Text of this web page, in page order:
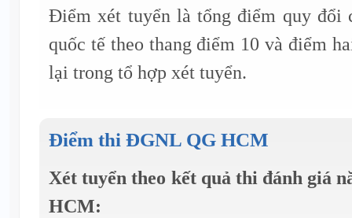
Điểm xét tuyển là tổng điểm quy đổi
quốc tế theo thang điểm 10 và điểm
lại trong tổ hợp xét tuyển.
Điểm thi ĐGNL QG HCM
Xét tuyển theo kết quả thi đánh giá
HCM: